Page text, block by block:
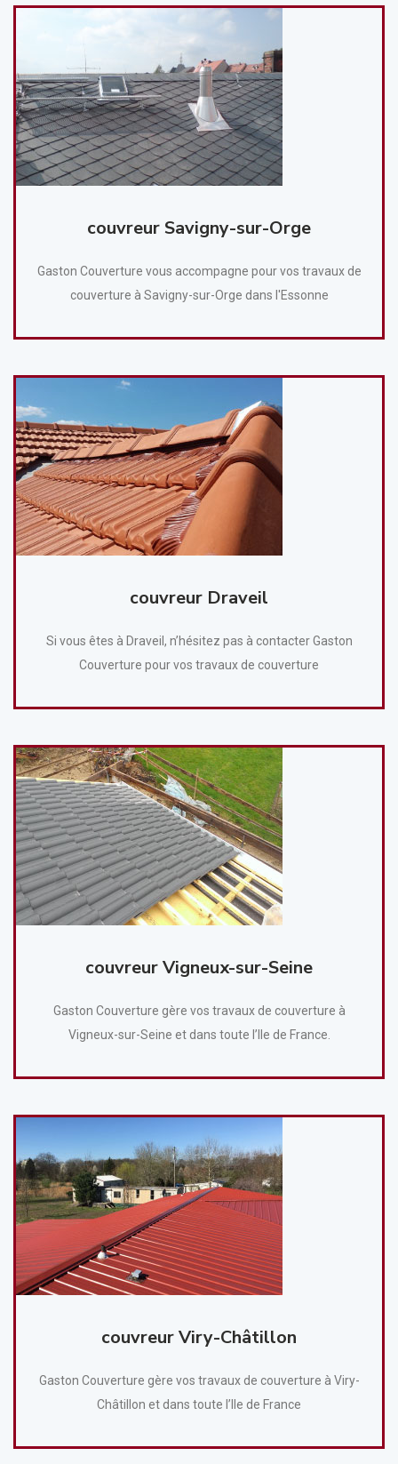
couvreur Savigny-sur-Orge
Gaston Couverture vous accompagne pour vos travaux de
couverture à Savigny-sur-Orge dans l'Essonne
couvreur Draveil
Si vous êtes à Draveil, n’hésitez pas à contacter Gaston
Couverture pour vos travaux de couverture
couvreur Vigneux-sur-Seine
Gaston Couverture gère vos travaux de couverture à
Vigneux-sur-Seine et dans toute l’Ile de France.
couvreur Viry-Châtillon
Gaston Couverture gère vos travaux de couverture à Viry-
Châtillon et dans toute l’Ile de France